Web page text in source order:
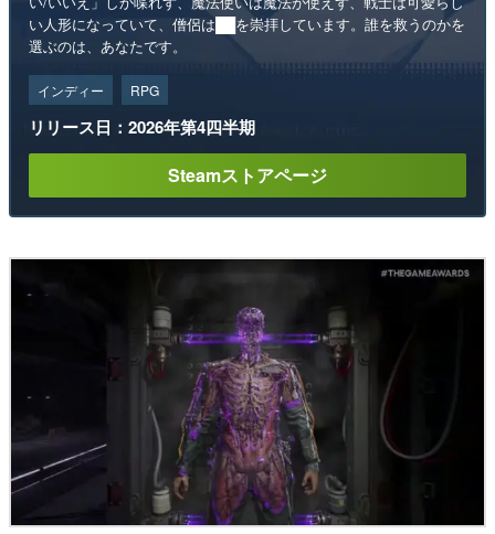
い人形になっていて、僧侶は██を崇拝しています。誰を救うのかを
選ぶのは、あなたです。
インディー RPG
リリース日：2026年第4四半期
Steamストアページ